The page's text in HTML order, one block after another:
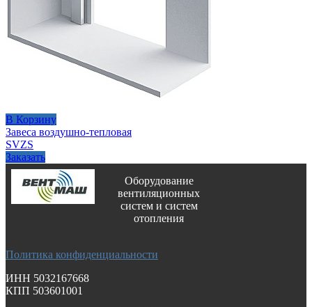
В Корзину
Завеса воздушно-тепловая
SVZS
Заказать
Оборудование
вентиляционных
систем и систем
отопления
Политика конфиденциальности
ИНН 5032167668
КПП 503601001